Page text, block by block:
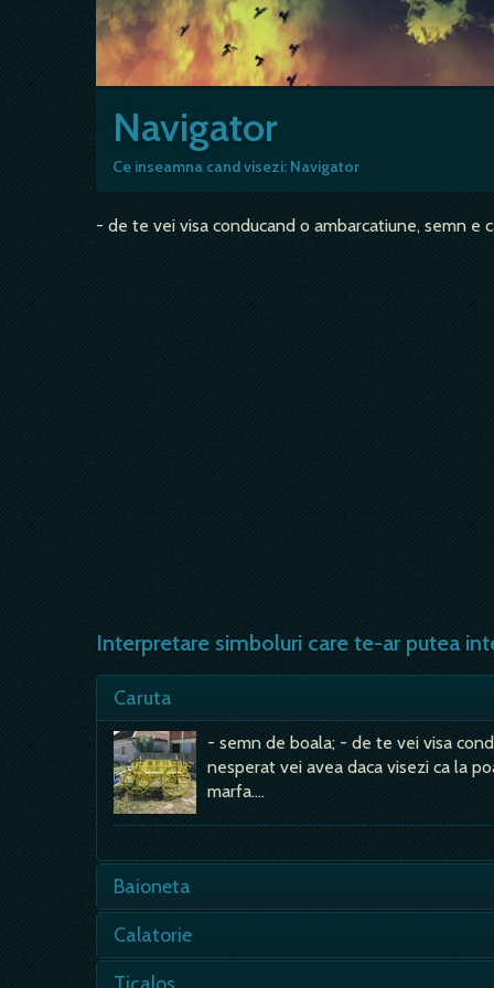
Navigator
Ce inseamna cand visezi: Navigator
- de te vei visa conducand o ambarcatiune, semn e
Interpretare simboluri care te-ar putea
Caruta
- semn de boala; - de te vei visa
nesperat vei avea daca visezi ca la
marfa.…
Baioneta
Calatorie